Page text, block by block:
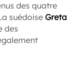
des quatre
suédoise Greta
des